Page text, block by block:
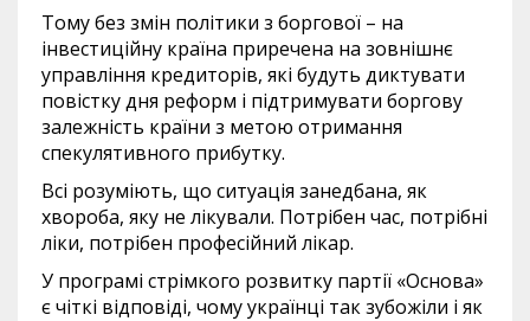
Тому без змін політики з боргової – на
інвестиційну країна приречена на зовнішнє
управління кредиторів, які будуть диктувати
повістку дня реформ і підтримувати боргову
залежність країни з метою отримання
спекулятивного прибутку.
Всі розуміють, що ситуація занедбана, як
хвороба, яку не лікували. Потрібен час, потрібні
ліки, потрібен професійний лікар.
У програмі стрімкого розвитку партії «Основа»
є чіткі відповіді, чому українці так зубожіли і як